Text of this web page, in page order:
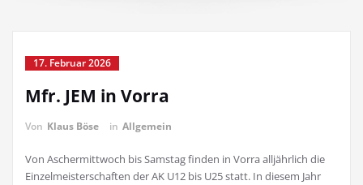
17. Februar 2026
Mfr. JEM in Vorra
Von Klaus Böse in Allgemein
Von Aschermittwoch bis Samstag finden in Vorra alljährlich die
Einzelmeisterschaften der AK U12 bis U25 statt. In diesem Jahr